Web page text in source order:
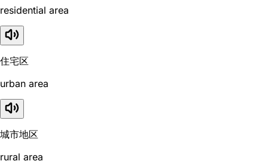
residential area
住宅区
urban area
城市地区
rural area